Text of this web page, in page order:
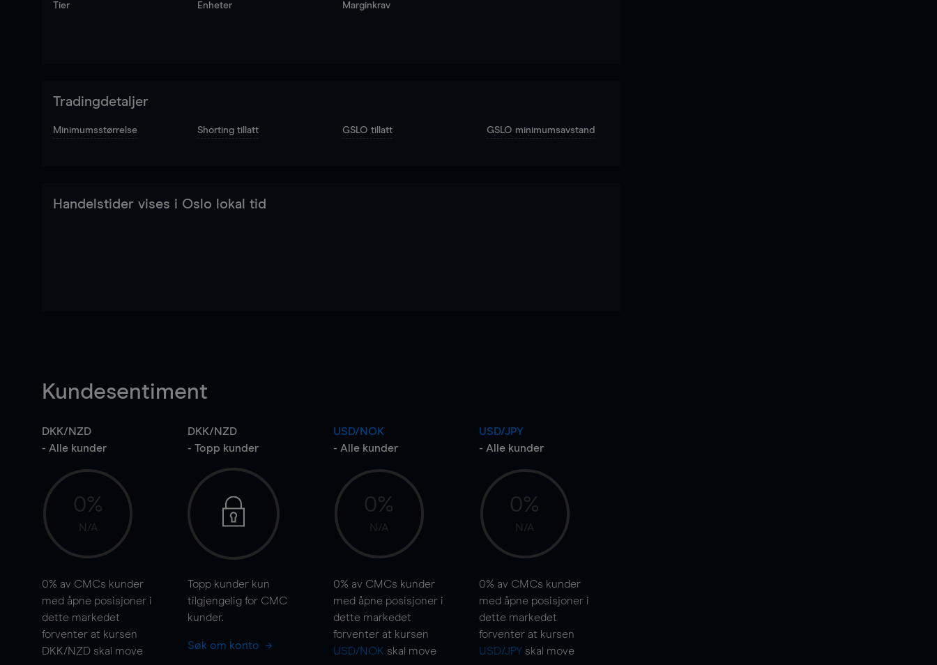
Tier Enheter Marginkrav
Tradingdetaljer
Minimumsstørrelse Shorting tillatt GSLO tillatt GSLO minimumsavstand
Handelstider vises i Oslo lokal tid
Kundesentiment
DKK/NZD
- Alle kunder
0%
N/A
0% av CMCs kunder
med åpne posisjoner i
dette markedet
forventer at kursen
DKK/NZD skal move
DKK/NZD
- Topp kunder
Topp kunder kun
tilgjengelig for CMC
kunder.
Søk om konto
USD/NOK
- Alle kunder
0%
N/A
0% av CMCs kunder
med åpne posisjoner i
dette markedet
forventer at kursen
USD/NOK skal move
USD/JPY
- Alle kunder
0%
N/A
0% av CMCs kunder
med åpne posisjoner i
dette markedet
forventer at kursen
USD/JPYskal move